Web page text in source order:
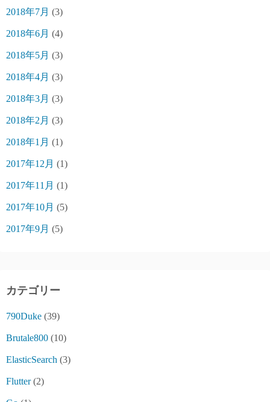
2018年7月 (3)
2018年6月 (4)
2018年5月 (3)
2018年4月 (3)
2018年3月 (3)
2018年2月 (3)
2018年1月 (1)
2017年12月 (1)
2017年11月 (1)
2017年10月 (5)
2017年9月 (5)
カテゴリー
790Duke (39)
Brutale800 (10)
ElasticSearch (3)
Flutter(2)